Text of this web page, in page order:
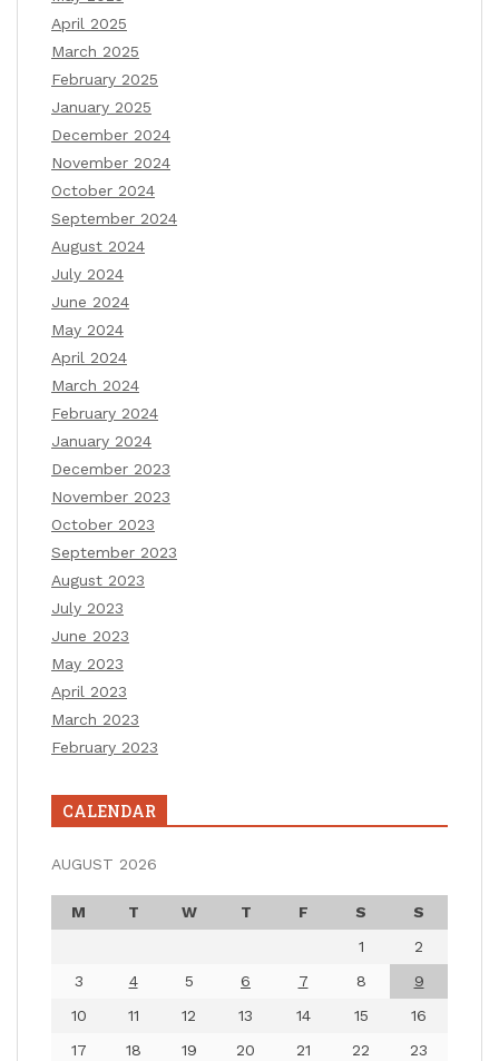
April 2025
March 2025
February 2025
January 2025
December 2024
November 2024
October 2024
September 2024
August 2024
July 2024
June 2024
May 2024
April 2024
March 2024
February 2024
January 2024
December 2023
November 2023
October 2023
September 2023
August 2023
July 2023
June 2023
May 2023
April 2023
March 2023
February 2023
CALENDAR
AUGUST 2026
M T W T F S
S
1
2
3
4 5 6 7 8
9
10
11 12 13 14 15
16
17
18 19 20 21 22
23